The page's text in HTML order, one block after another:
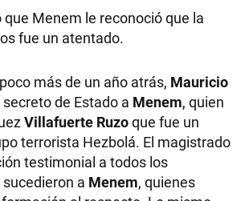
Menem le reconoció que la
fue un atentado.
más de un año atrás, Mauricio
de Estado a Menem, quien
Villafuerte Ruzoque fue un
terrorista Hezbolá. El magistrado
testimonial a todos los
a Menem, quienes